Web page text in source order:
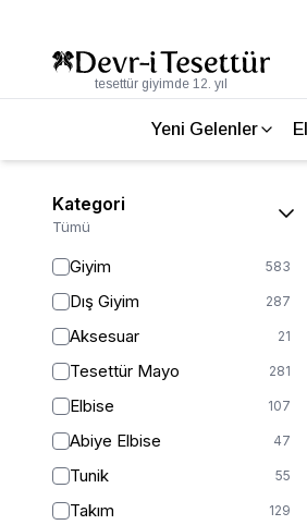
tesettür giyimde 12. yıl
Yeni Gelenler
Kategori
Tümü
Giyim 583
Dış Giyim 287
Aksesuar 21
Tesettür Mayo 281
Elbise 107
Abiye Elbise 47
Tunik 55
Takım 129